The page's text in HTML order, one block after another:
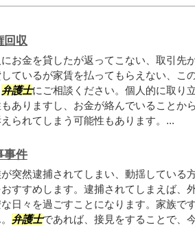
回収
お金を貸したが返ってこない、取引先
しているが家賃を払ってもらえない、こ
弁護士にご相談ください。個人的に取り
ありますし、お金が絡んでいることか
られてしまう可能性もあります。...
事件
突然逮捕されてしまい、動揺している
おすすめします。逮捕されてしまえば、
日々を過ごすことになります。家族で
弁護士であれば、接見をすることで、